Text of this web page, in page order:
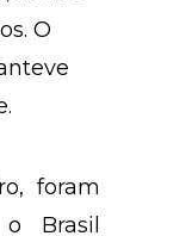
O
foram
Brasil